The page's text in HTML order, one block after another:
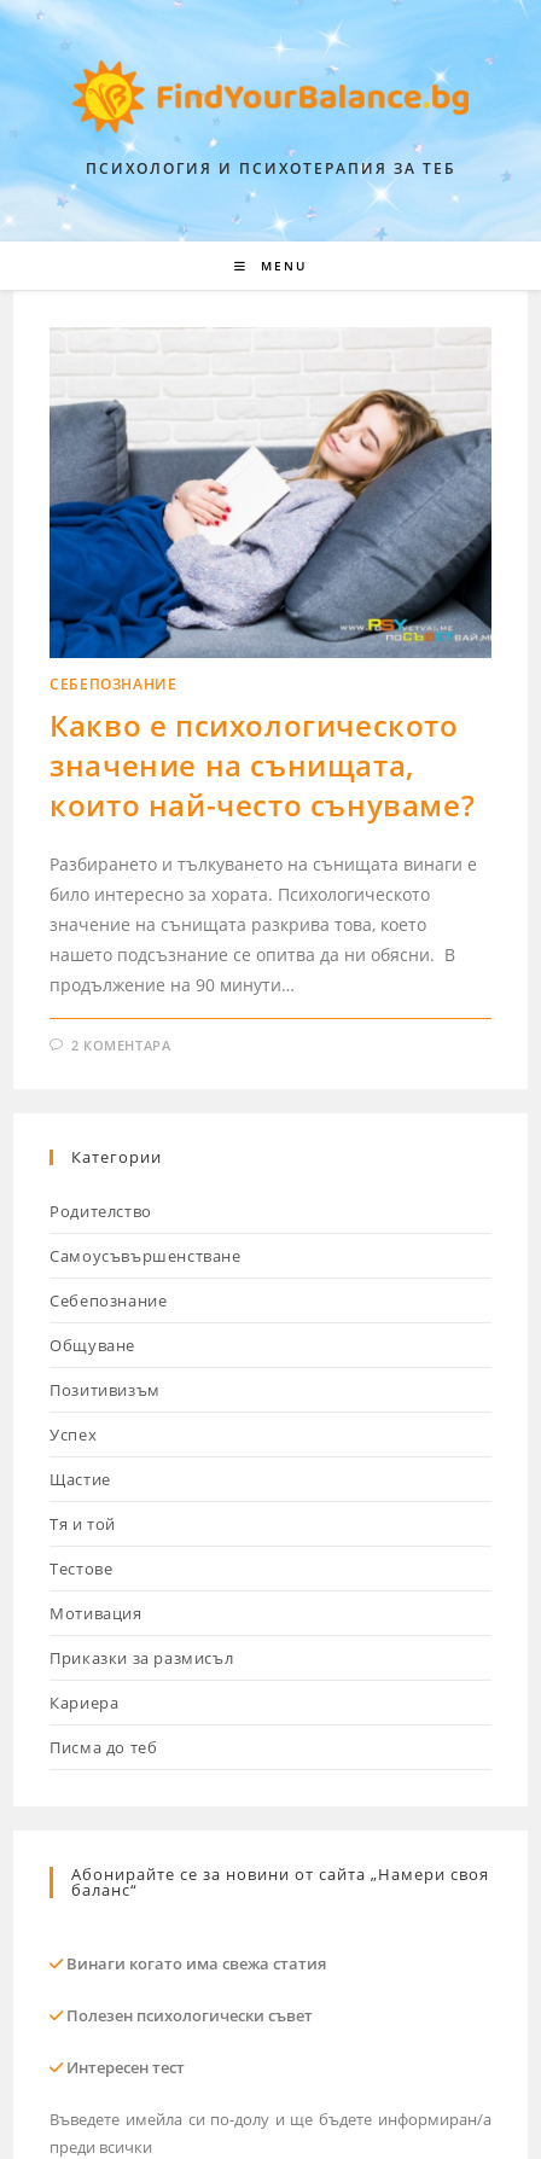
ПСИХОЛОГИЯ И ПСИХОТЕРАПИЯ ЗА ТЕБ
MENU
СЕБЕПОЗНАНИЕ
Какво е психологическото
значение на сънищата,
които най-често сънуваме?
Разбирането и тълкуването на сънищата винаги е
било интересно за хората. Психологическото
значение на сънищата разкрива това, което
нашето подсъзнание се опитва да ни обясни. В
продължение на 90 минути…
2 КОМЕНТАРА
Категории
Родителство
Самоусъвършенстване
Себепознание
Общуване
Позитивизъм
Успех
Щастие
Тя и той
Тестове
Мотивация
Приказки за размисъл
Кариера
Писма до теб
Абонирайте се за новини от сайта „Намери своя
баланс“
Винаги когато има свежа статия
Полезен психологически съвет
Интересен тест
Въведете имейла си по-долу и ще бъдете информиран/а
преди всички